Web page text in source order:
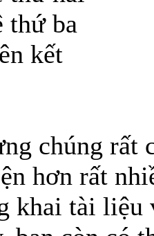
thứ ba
kết
chúng rất
hơn rất
khai tài liệu